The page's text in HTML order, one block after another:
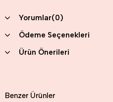
Yorumlar(0)
Ödeme Seçenekleri
Ürün Önerileri
Benzer Ürünler